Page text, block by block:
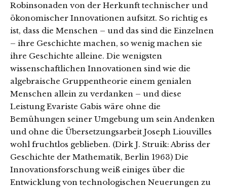
Robinsonaden von der Herkunft technischer und
ökonomischer Innovationen aufsitzt. So richtig es
ist, dass die Menschen – und das sind die Einzelnen
– ihre Geschichte machen, so wenig machen sie
ihre Geschichte alleine. Die wenigsten
wissenschaftlichen Innovationen sind wie die
algebraische Gruppentheorie einem genialen
Menschen allein zu verdanken – und diese
Leistung Evariste Gabis wäre ohne die
Bemühungen seiner Umgebung um sein Andenken
und ohne die Übersetzungsarbeit Joseph Liouvilles
wohl fruchtlos geblieben. (Dirk J. Struik: Abriss der
Geschichte der Mathematik, Berlin 1963) Die
Innovationsforschung weiß einiges über die
Entwicklung von technologischen Neuerungen zu